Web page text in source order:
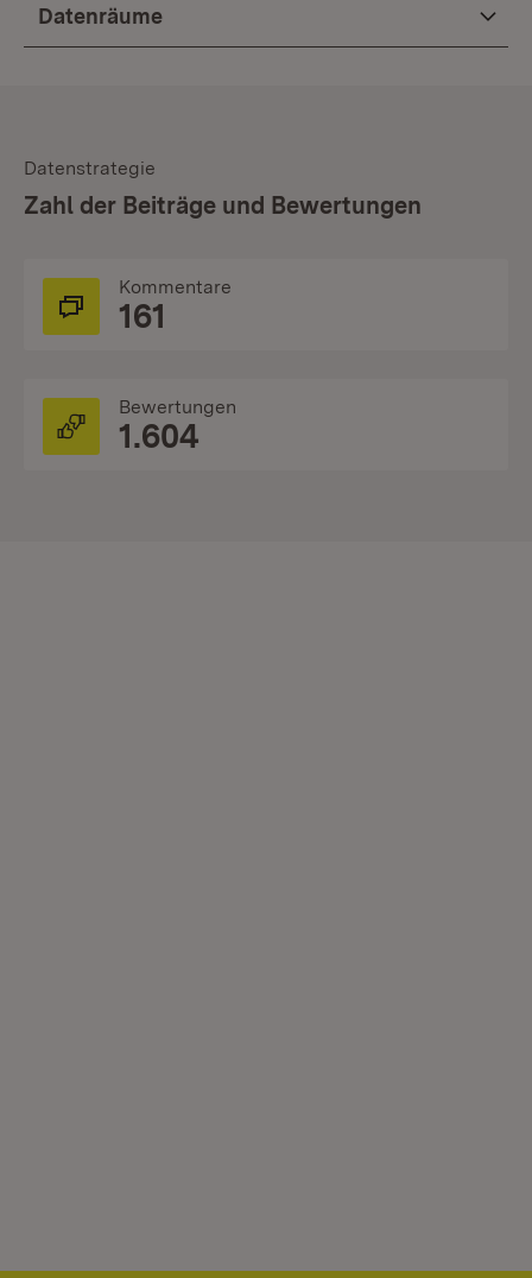
Datenräume
Datenstrategie
Zahl der Beiträge und Bewertungen
Kommentare
161
Bewertungen
1.604